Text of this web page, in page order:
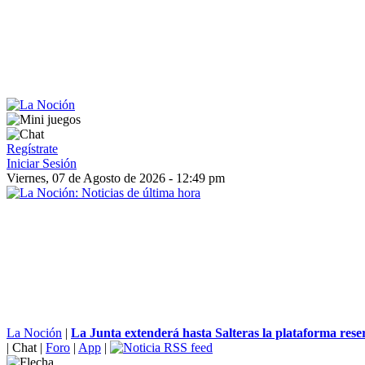
Regístrate
Iniciar Sesión
Viernes, 07 de Agosto de 2026 - 12:49 pm
La Noción | La Junta extenderá hasta Salteras la plataforma
| Chat | Foro | App |